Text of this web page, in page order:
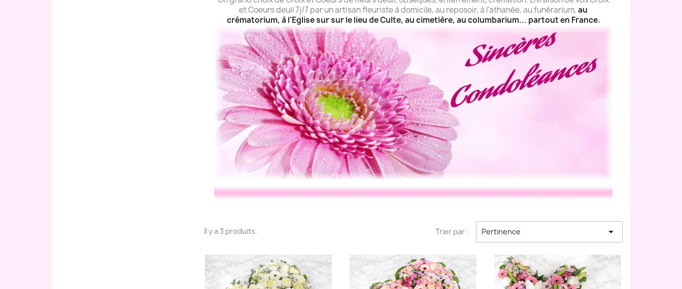
et Coeurs deuil 7j/7 par un artisan fleuriste à domicile, au reposoir, à l'athanée, au funérarium,au
crématorium, à l'Eglise sur sur le lieu de Culte, au cimetière, au columbarium... partout en France.
Il y a 3 produits. Trier par : Pertinence 